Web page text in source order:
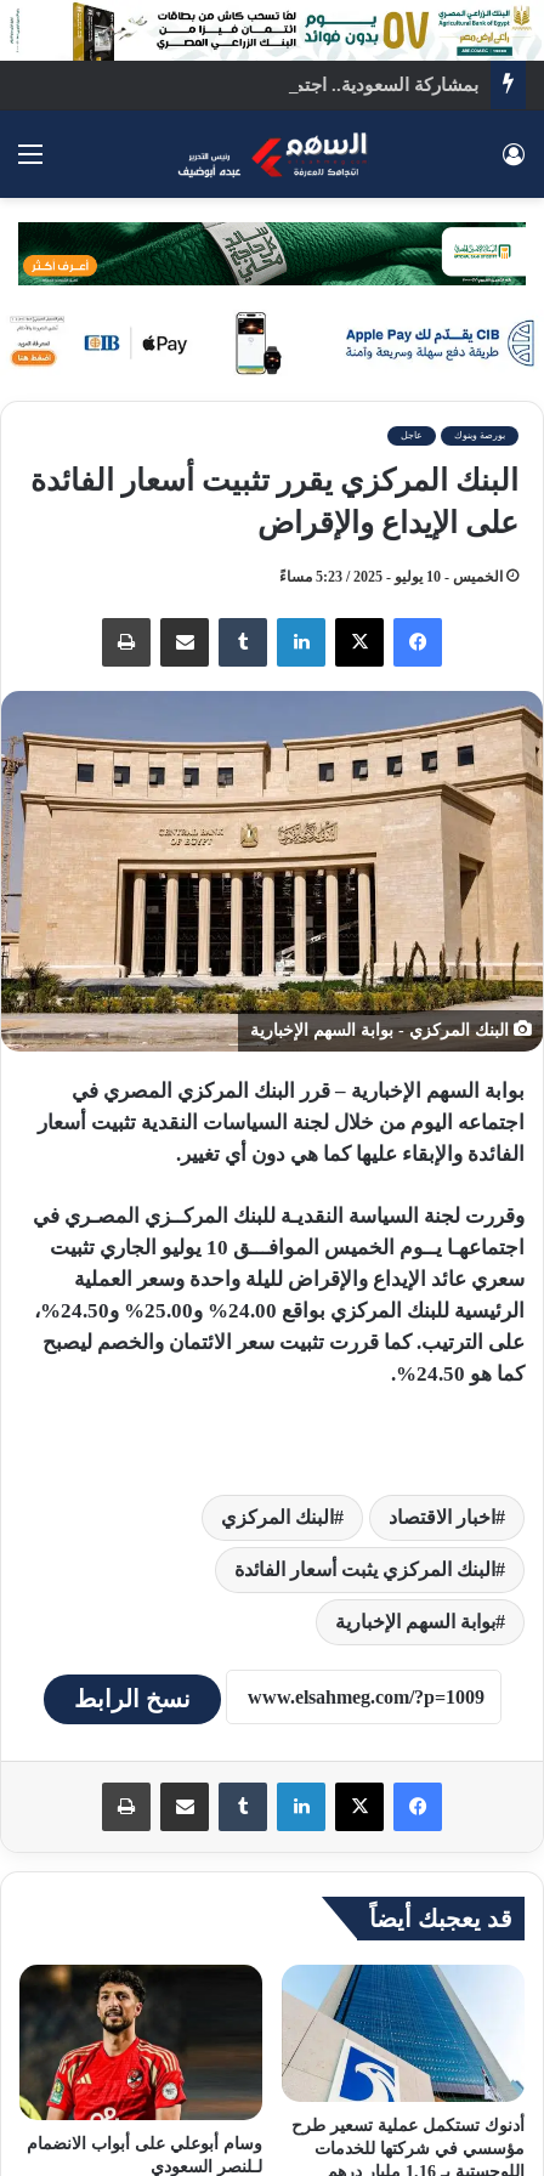
بورصة وبنوك عاجل
البنك المركزي يقرر تثبيت أسعار الفائدة
على الإيداع والإقراض
الخميس - 10 يوليو - 2025 / 5:23 مساءً
لينكدإن مشاركة عبر البريد طباعة
البنك المركزي - بوابة السهم الإخبارية
بوابة السهم الإخبارية – قرر البنك المركزي المصري في
اجتماعه اليوم من خلال لجنة السياسات النقدية تثبيت أسعار
الفائدة والإبقاء عليها كما هي دون أي تغيير.
وقررت لجنة السياسة النقديـة للبنك المركــزي المصـري في
اجتماعهـا يــوم الخميس الموافـــق 10 يوليو الجاري تثبيت
سعري عائد الإيداع والإقراض لليلة واحدة وسعر العملية
الرئيسية للبنك المركزي بواقع 24.00% و25.00% و24.50%،
على الترتيب. كما قررت تثبيت سعر الائتمان والخصم ليصبح
كما هو 24.50%.
اخبار الاقتصاد البنك المركزي
البنك المركزي يثبت أسعار الفائدة
بوابة السهم الإخبارية
نسخ الرابط
لينكدإن مشاركة عبر البريد طباعة
قد يعجبك أيضاً
أدنوك تستكمل عملية تسعير طرح
مؤسسي في شركتها للخدمات
اللوجستية بـ 1.16 مليار درهم
وسام أبوعلي على أبواب الانضمام
لـلنصر السعودي